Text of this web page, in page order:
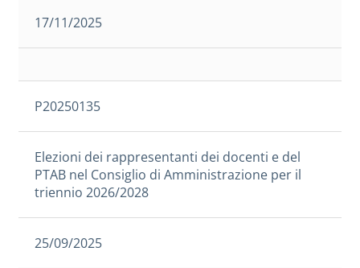
17/11/2025
P20250135
Elezioni dei rappresentanti dei docenti e del
PTAB nel Consiglio di Amministrazione per il
triennio 2026/2028
25/09/2025